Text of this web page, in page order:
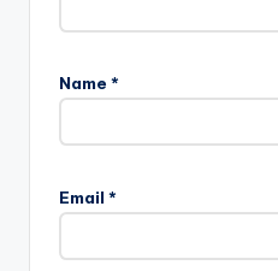
Name *
Email *